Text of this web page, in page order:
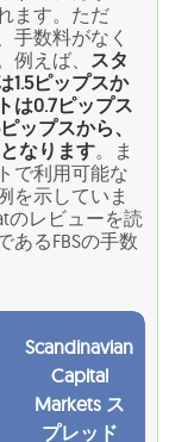
ます。ただ
手数料がなく
えば、 スタ
1.5ピップスか
は0.7ピップス
ップスから、
なります。ま
で利用可能な
を示していま
のレビューを読
あるFBSの手数
Scandinavian
Capital
Markets ス
プレッド